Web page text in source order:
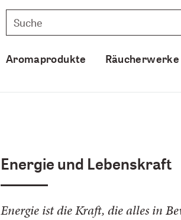
Aromaprodukte Räucherwerke
Energie und Lebenskraft
Energie ist die Kraft, die alles in